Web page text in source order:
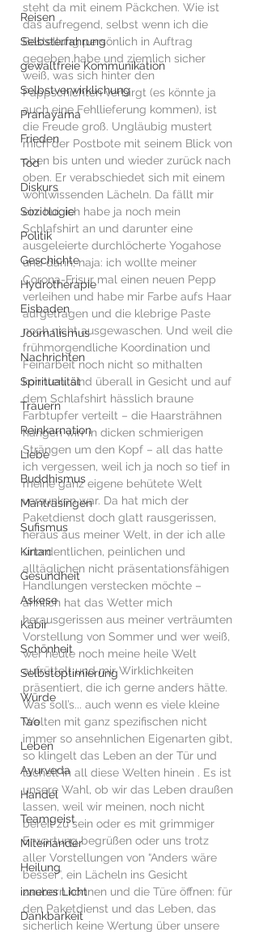
Reisen
Selbsterfahrung
gewaltfreie Kommunikation
Selbstverwirklichung
Pranayama
Frieden
Tod
Diskurs
Soziologie
Politik
Geschichte
Hydrotherapie
Eisbaden
Journalismus
Nachrichten
Spiritualität
Trauern
Reinkarnation
Liebe
Buddhismus
Mantrasingen
Sufismus
Kirtan
Gesundheit
Askese
Kabir
Schönheit
Selbstoptimierung
Würde
Tao
Leben
Ayurveda
Handel
Teamgeist
Miteinander
Heilung
inneres Licht
Dankbarkeit
steht da mit einem Päckchen. Wie ist
das aufregend, selbst wenn ich die
Bestellung persönlich in Auftrag
gegeben habe und ziemlich sicher
weiß, was sich hinter den
Pappschichten verbirgt (es könnte ja
auch eine Fehllieferung kommen), ist
die Freude groß. Ungläubig mustert
mich der Postbote mit seinem Blick von
oben bis unten und wieder zurück nach
oben. Er verabschiedet sich mit einem
wohlwissenden Lächeln. Da fällt mir
ein: hui, ich habe ja noch mein
Schlafshirt an und darunter eine
ausgeleierte durchlöcherte Yogahose
und dann, naja: ich wollte meiner
Corona-Frisur mal einen neuen Pepp
verleihen und habe mir Farbe aufs Haar
aufgetragen und die klebrige Paste
noch nicht ausgewaschen. Und weil die
frühmorgendliche Koordination und
Feinarbeit noch nicht so mithalten
konnten, sind überall in Gesicht und auf
dem Schlafshirt hässlich braune
Farbtupfer verteilt – die Haarsträhnen
hängen wirr in dicken schmierigen
Strängen um den Kopf – all das hatte
ich vergessen, weil ich ja noch so tief in
meine ganz eigene behütete Welt
versunken war. Da hat mich der
Paketdienst doch glatt rausgerissen,
heraus aus meiner Welt, in der ich alle
unordentlichen, peinlichen und
alltäglichen nicht präsentationsfähigen
Handlungen verstecken möchte –
ähnlich hat das Wetter mich
herausgerissen aus meiner verträumten
Vorstellung von Sommer und wer weiß,
wer heute noch meine heile Welt
aufrüttelt und mir Wirklichkeiten
präsentiert, die ich gerne anders hätte.
Was soll’s... auch wenn es viele kleine
Welten mit ganz spezifischen nicht
immer so ansehnlichen Eigenarten gibt,
so klingelt das Leben an der Tür und
lächelt in all diese Welten hinein . Es ist
unsere Wahl, ob wir das Leben draußen
lassen, weil wir meinen, noch nicht
bereit zu sein oder es mit grimmiger
Erwartung begrüßen oder uns trotz
aller Vorstellungen von “Anders wäre
besser”, ein Lächeln ins Gesicht
zaubern können und die Türe öffnen: für
den Paketdienst und das Leben, das
sicherlich keine Wertung über unsere